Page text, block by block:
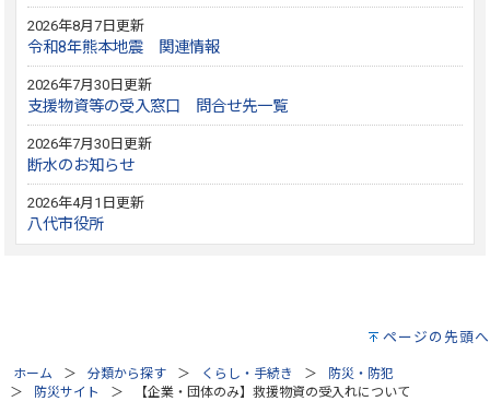
2026年8月7日更新
令和8年熊本地震 関連情報
2026年7月30日更新
支援物資等の受入窓口 問合せ先一覧
2026年7月30日更新
断水のお知らせ
2026年4月1日更新
八代市役所
ページの先頭へ
ホーム 分類から探す くらし・手続き
防災・防犯
防災サイト
【企業・団体のみ】救援物資の受入れについて